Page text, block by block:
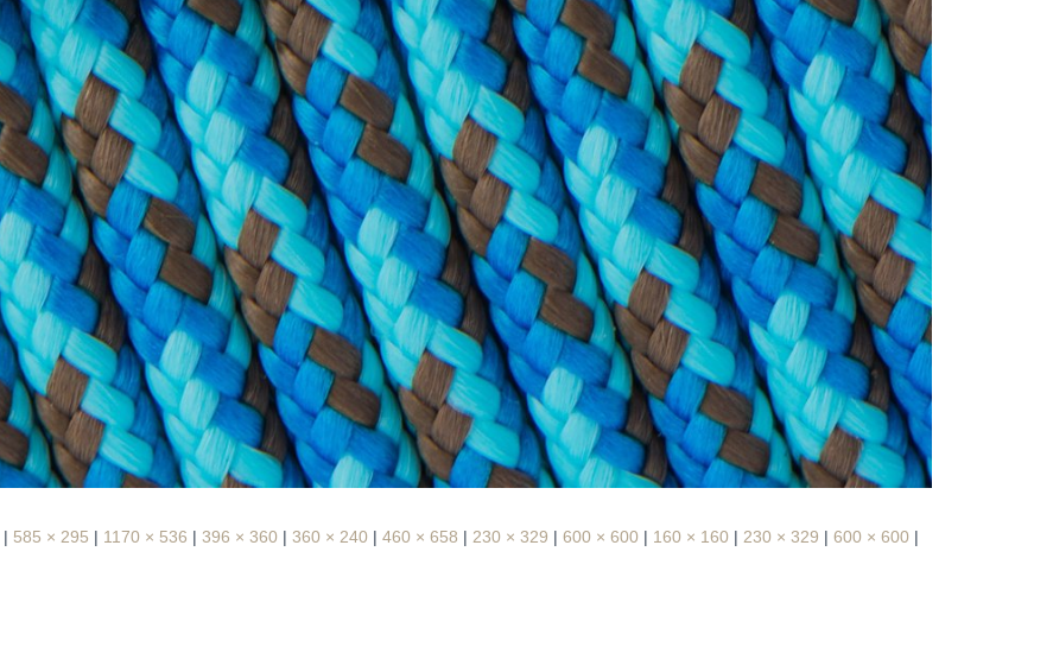
| 585 × 295 | 1170 × 536 | 396 × 360 | 360 × 240 | 460 × 658 | 230 × 329 | 600 × 600 | 160 × 160 | 230 × 329 | 600 × 600 |